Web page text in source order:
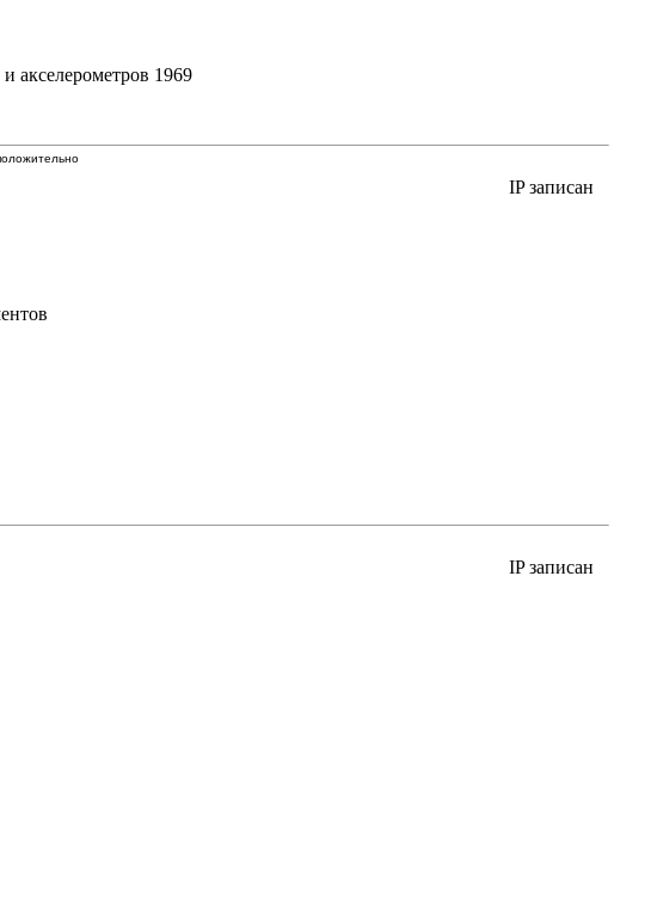
1969
IP записан
IP записан